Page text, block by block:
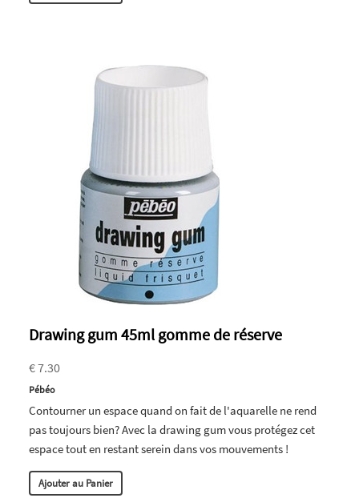
Drawing gum 45ml gomme de réserve
€ 7.30
Pébéo
Contourner un espace quand on fait de l'aquarelle ne rend
pas toujours bien? Avec la drawing gum vous protégez cet
espace tout en restant serein dans vos mouvements !
Ajouter au Panier